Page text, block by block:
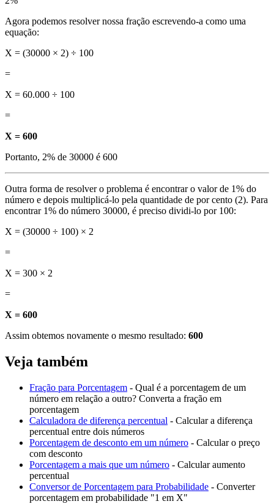
Agora podemos resolver nossa fração escrevendo-a como uma
equação:
X = (30000 × 2) ÷ 100
=
X = 60.000 ÷ 100
=
X = 600
Portanto, 2% de 30000 é 600
Outra forma de resolver o problema é encontrar o valor de 1% do
número e depois multiplicá-lo pela quantidade de por cento (2). Para
encontrar 1% do número 30000, é preciso dividi-lo por 100:
X = (30000 ÷ 100) × 2
=
X = 300 × 2
=
X = 600
Assim obtemos novamente o mesmo resultado: 600
Veja também
Fração para Porcentagem - Qual é a porcentagem de um
número em relação a outro? Converta a fração em
porcentagem
Calculadora de diferença percentual - Calcular a diferença
percentual entre dois números
Porcentagem de desconto em um número - Calcular o preço
com desconto
Porcentagem a mais que um número - Calcular aumento
percentual
Conversor de Porcentagem para Probabilidade - Converter
porcentagem em probabilidade "1 em X"